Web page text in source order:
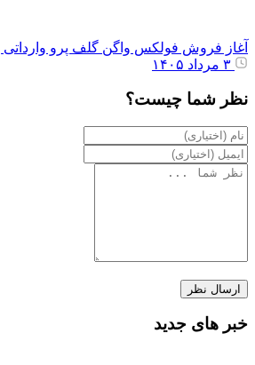
آغاز فروش فولکس واگن گلف پرو وارداتی با تحویل
نظر شما چیست؟
خبر های جدید